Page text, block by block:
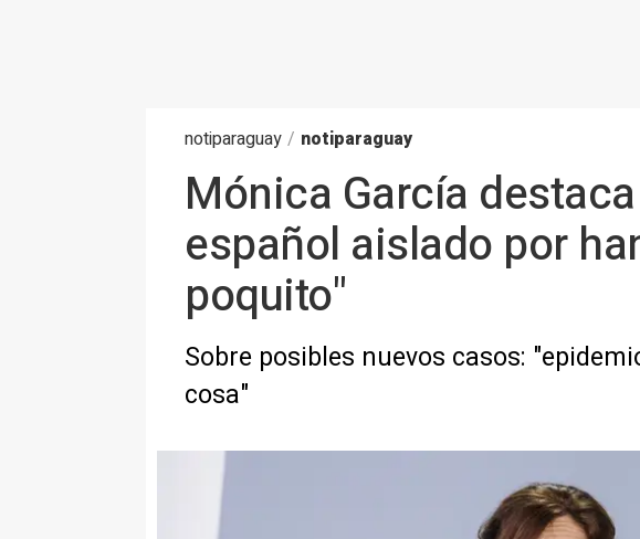
notiparaguay / notiparaguay
Mónica García
español aislado por
poquito"
Sobre posibles nuevos casos:
cosa"